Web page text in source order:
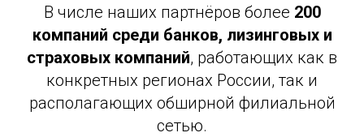
В числе наших партнёров более 200
компаний среди банков, лизинговых и
страховых компаний, работающих как в
конкретных регионах России, так и
располагающих обширной филиальной
сетью.